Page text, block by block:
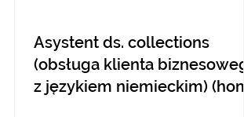
Asystent ds. collections
(obsługa klienta
z językiem niemieckim)